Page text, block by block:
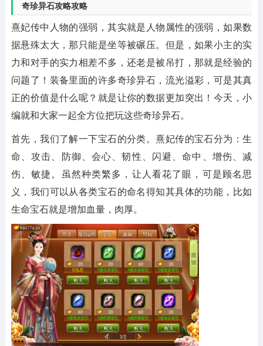
奇珍异石攻略攻略
熹妃传中人物的强弱，其实就是人物属性的强弱，如果数
据悬殊太大，那只能是坐等被碾压。但是，如果小主的实
力和对手的实力相差不多，还老是被吊打，那就是经验的
问题了！装备里面的许多奇珍异石，流光溢彩，可是其真
正的价值是什么呢？就是让你的数据更加突出！今天，小
编就和大家一起全方位把玩这些奇珍异石。
首先，我们了解一下宝石的分类。熹妃传的宝石分为：生
命、攻击、防御、会心、韧性、闪避、命中、增伤、减
伤、敏捷。虽然种类繁多，让人看花了眼，可是顾名思
义，我们可以从各类宝石的命名得知其具体的功能，比如
生命宝石就是增加血量，肉厚。